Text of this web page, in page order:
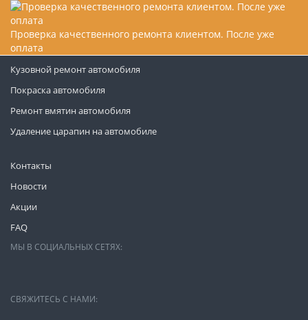
Проверка качественного ремонта клиентом. После уже
оплата
Контакты
Новости
Акции
FAQ
Кузовной ремонт автомобиля
Покраска автомобиля
Ремонт вмятин автомобиля
Удаление царапин на автомобиле
МЫ В СОЦИАЛЬНЫХ СЕТЯХ:
СВЯЖИТЕСЬ С НАМИ: